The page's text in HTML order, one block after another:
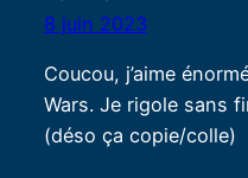
8 juin 2023
Coucou, j’aime
Wars. Je rigole sans
(déso ça copie/colle)